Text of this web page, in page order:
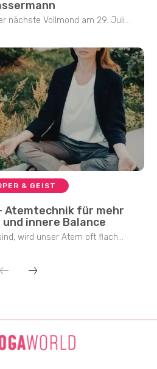
nächste Vollmond am 29. Juli...
& GEIST
Atemtechnik für mehr
und innere Balance
wird unser Atem oft flach...